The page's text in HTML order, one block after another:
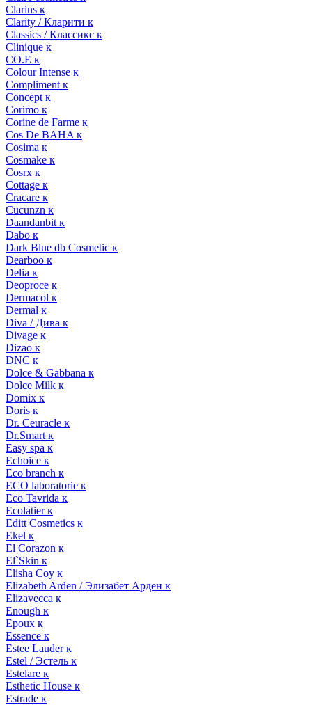
Clarins к
Clarity / Кларити к
Classics / Классикс к
Clinique к
CO.E к
Colour Intense к
Compliment к
Concept к
Corimo к
Corine de Farme к
Cos De BAHA к
Cosima к
Cosmake к
Cosrx к
Cottage к
Cracare к
Cucunzn к
Daandanbit к
Dabo к
Dark Blue db Cosmetic к
Dearboo к
Delia к
Deoproce к
Dermacol к
Dermal к
Diva / Дива к
Divage к
Dizao к
DNC к
Dolce & Gabbana к
Dolce Milk к
Domix к
Doris к
Dr. Ceuracle к
Dr.Smart к
Easy spa к
Echoice к
Eco branch к
ECO laboratorie к
Eco Tavrida к
Ecolatier к
Editt Cosmetics к
Ekel к
El Corazon к
El`Skin к
Elisha Coy к
Elizabeth Arden / Элизабет Арден к
Elizavecca к
Enough к
Epoux к
Essence к
Estee Lauder к
Estel / Эстель к
Estelare к
Esthetic House к
Estrade к